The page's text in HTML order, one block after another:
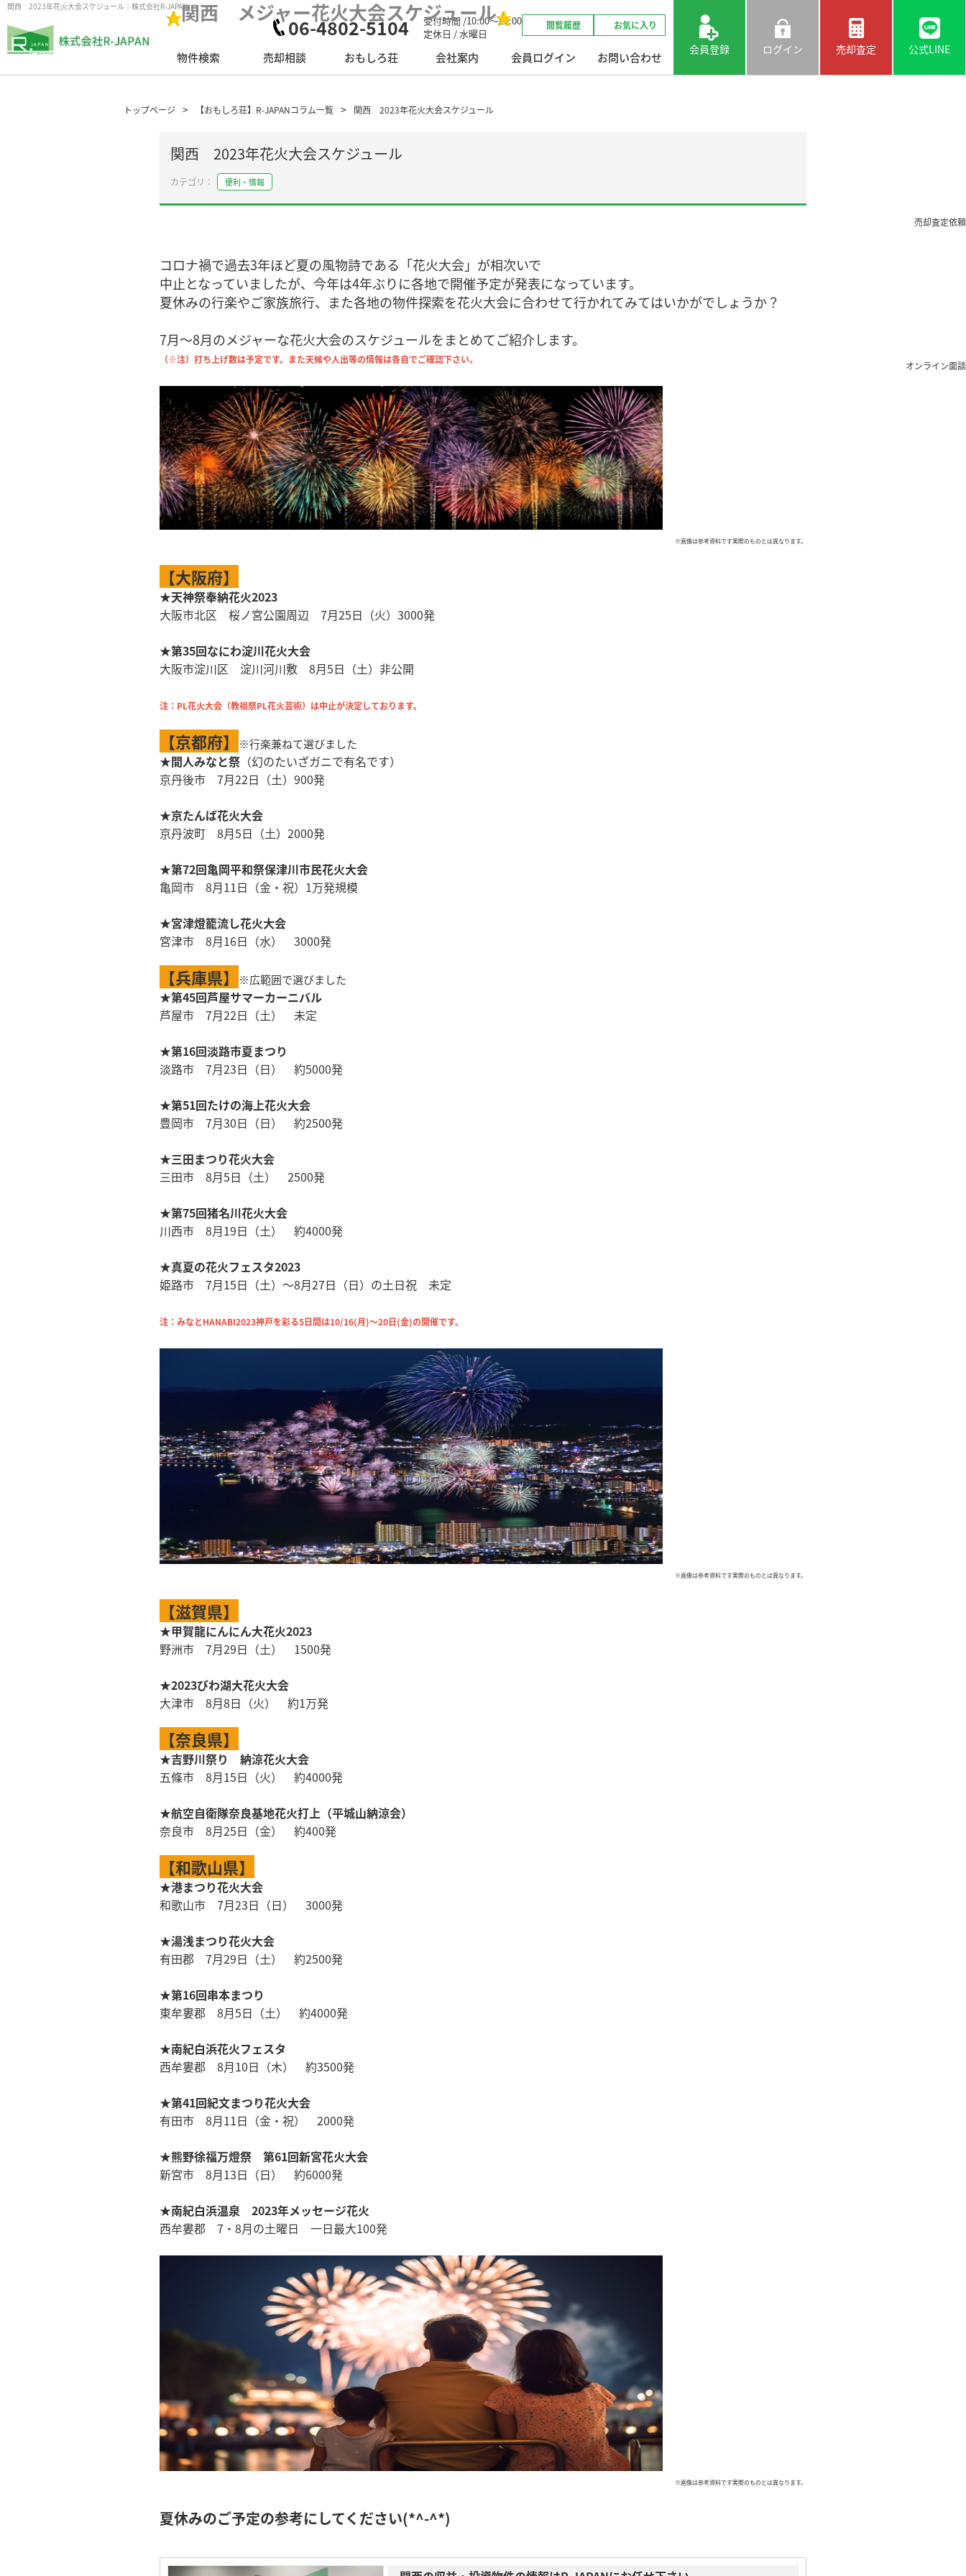
関西 2023年花火大会スケジュール｜株式会社R-JAPAN
06-4802-5104
受付時間 /10:00～19:00
定休日 / 水曜日
閲覧履歴 お気に入り
物件検索 売却相談 おもしろ荘 会社案内 会員ログイン お問い合わせ
会員登録 ログイン 売却査定 公式LINE
トップページ 【おもしろ荘】R-JAPANコラム一覧 関西 2023年花火大会スケジュール
関西 2023年花火大会スケジュール
便利・情報
関西 メジャー花火大会スケジュール
コロナ禍で過去3年ほど夏の風物詩である「花火大会」が相次いで
中止となっていましたが、今年は4年ぶりに各地で開催予定が発表になっています。
夏休みの行楽やご家族旅行、また各地の物件探索を花火大会に合わせて行かれてみてはいかがでしょうか？
7月～8月のメジャーな花火大会のスケジュールをまとめてご紹介します。
（※注）打ち上げ数は予定です。また天候や人出等の情報は各自でご確認下さい。
※画像は参考資料です実際のものとは異なります。
【大阪府】
★天神祭奉納花火2023
大阪市北区 桜ノ宮公園周辺 7月25日（火）3000発
★第35回なにわ淀川花火大会
大阪市淀川区 淀川河川敷 8月5日（土）非公開
注：PL花火大会（教祖祭PL花火芸術）は中止が決定しております。
【京都府】 ※行楽兼ねて選びました
★間人みなと祭 （幻のたいざガニで有名です）
京丹後市 7月22日（土）900発
★京たんば花火大会
京丹波町 8月5日（土）2000発
★第72回亀岡平和祭保津川市民花火大会
亀岡市 8月11日（金・祝）1万発規模
★宮津燈籠流し花火大会
宮津市 8月16日（水） 3000発
【兵庫県】 ※広範囲で選びました
★第45回芦屋サマーカーニバル
芦屋市 7月22日（土） 未定
★第16回淡路市夏まつり
淡路市 7月23日（日） 約5000発
★第51回たけの海上花火大会
豊岡市 7月30日（日） 約2500発
★三田まつり花火大会
三田市 8月5日（土） 2500発
★第75回猪名川花火大会
川西市 8月19日（土） 約4000発
★真夏の花火フェスタ2023
姫路市 7月15日（土）～8月27日（日）の土日祝 未定
注：みなとHANABI2023神戸を彩る5日間は10/16(月)～20日(金)の開催です。
※画像は参考資料です実際のものとは異なります。
【滋賀県】
★甲賀龍にんにん大花火2023
野洲市 7月29日（土） 1500発
★2023びわ湖大花火大会
大津市 8月8日（火） 約1万発
【奈良県】
★吉野川祭り 納涼花火大会
五條市 8月15日（火） 約4000発
★航空自衛隊奈良基地花火打上（平城山納涼会）
奈良市 8月25日（金） 約400発
【和歌山県】
★港まつり花火大会
和歌山市 7月23日（日） 3000発
★湯浅まつり花火大会
有田郡 7月29日（土） 約2500発
★第16回串本まつり
東牟婁郡 8月5日（土） 約4000発
★南紀白浜花火フェスタ
西牟婁郡 8月10日（木） 約3500発
★第41回紀文まつり花火大会
有田市 8月11日（金・祝） 2000発
★熊野徐福万燈祭 第61回新宮花火大会
新宮市 8月13日（日） 約6000発
★南紀白浜温泉 2023年メッセージ花火
西牟婁郡 7・8月の土曜日 一日最大100発
※画像は参考資料です実際のものとは異なります。
夏休みのご予定の参考にしてください(*^-^*)
売却査定依頼
オンライン面談